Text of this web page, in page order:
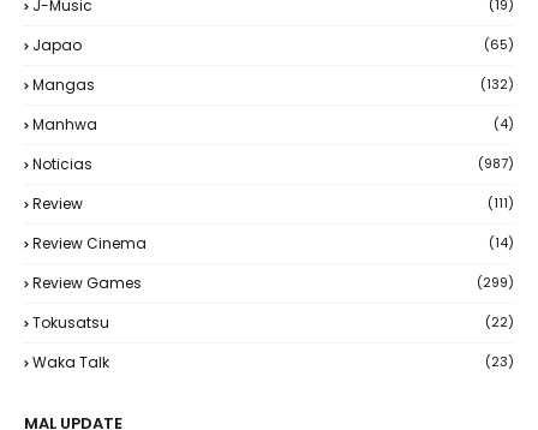
J-Music (19)
Japao (65)
Mangas (132)
Manhwa (4)
Noticias (987)
Review (111)
Review Cinema (14)
Review Games (299)
Tokusatsu (22)
Waka Talk (23)
MAL UPDATE